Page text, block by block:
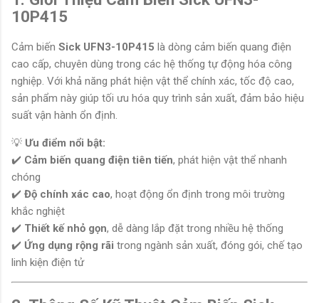
10P415
Cảm biến Sick UFN3-10P415 là dòng cảm biến quang điện
cao cấp, chuyên dùng trong các hệ thống tự động hóa công
nghiệp. Với khả năng phát hiện vật thể chính xác, tốc độ cao,
sản phẩm này giúp tối ưu hóa quy trình sản xuất, đảm bảo hiệu
suất vận hành ổn định.
💡 Ưu điểm nổi bật:
✔️ Cảm biến quang điện tiên tiến, phát hiện vật thể nhanh
chóng
✔️ Độ chính xác cao, hoạt động ổn định trong môi trường
khắc nghiệt
✔️ Thiết kế nhỏ gọn, dễ dàng lắp đặt trong nhiều hệ thống
✔️ Ứng dụng rộng rãi trong ngành sản xuất, đóng gói, chế tạo
linh kiện điện tử